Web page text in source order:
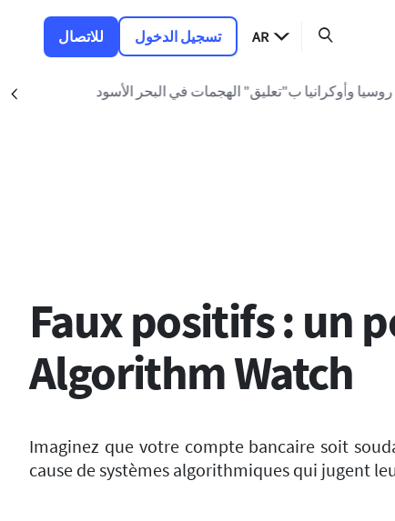
AR تسجيل الدخول للاتصال
البحر الأسود
Faux positifs : un
Algorithm Watch
Imaginez que votre compte bancaire soit
cause de systèmes algorithmiques qui jugent